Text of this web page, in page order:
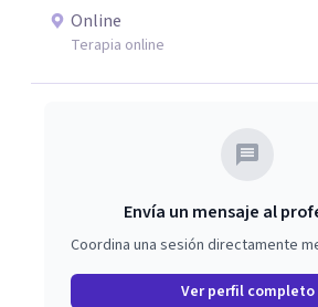
Online
Terapia online
Envía un mensaje al
Coordina una sesión directamente
Ver perfil completo